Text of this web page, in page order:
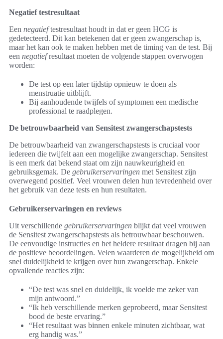
Negatief testresultaat
Een negatieftestresultaat houdt in dat er geen HCG is
gedetecteerd. Dit kan betekenen dat er geen zwangerschap is,
maar het kan ook te maken hebben met de timing van de test. Bij
een negatiefresultaat moeten de volgende stappen overwogen
worden:
De test op een later tijdstip opnieuw te doen als
menstruatie uitblijft.
Bij aanhoudende twijfels of symptomen een medische
professional te raadplegen.
De betrouwbaarheid van Sensitest zwangerschapstests
De betrouwbaarheid van zwangerschapstests is cruciaal voor
iedereen die twijfelt aan een mogelijke zwangerschap. Sensitest
is een merk dat bekend staat om zijn nauwkeurigheid en
gebruiksgemak. De gebruikerservaringen met Sensitest zijn
overwegend positief. Veel vrouwen delen hun tevredenheid over
het gebruik van deze tests en hun resultaten.
Gebruikerservaringen en reviews
Uit verschillende gebruikerservaringen blijkt dat veel vrouwen
de Sensitest zwangerschapstests als betrouwbaar beschouwen.
De eenvoudige instructies en het heldere resultaat dragen bij aan
de positieve beoordelingen. Velen waarderen de mogelijkheid om
snel duidelijkheid te krijgen over hun zwangerschap. Enkele
opvallende reacties zijn:
“De test was snel en duidelijk, ik voelde me zeker van
mijn antwoord.”
“Ik heb verschillende merken geprobeerd, maar Sensitest
bood de beste ervaring.”
“Het resultaat was binnen enkele minuten zichtbaar, wat
erg handig was.”